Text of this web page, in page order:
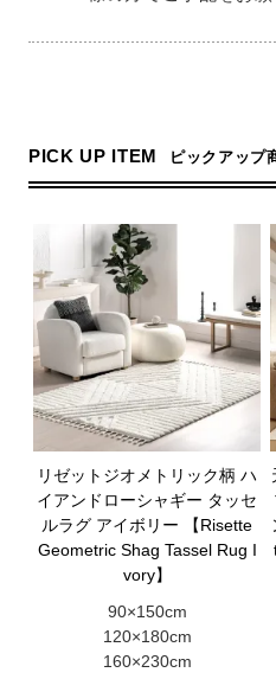
PICK UP ITEM ピックアップ
リゼットジオメトリック柄 ハ
イアンドローシャギー タッセ
ルラグ アイボリー 【Risette
Geometric Shag Tassel Rug I
vory】
90×150cm
120×180cm
160×230cm